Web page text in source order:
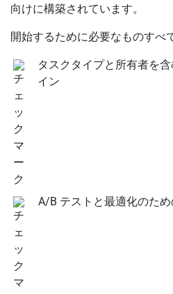
向けに構築されています。
開始するために必要なものすべ
タスクタイプと所有者を
イン
A/B テストと最適化のた